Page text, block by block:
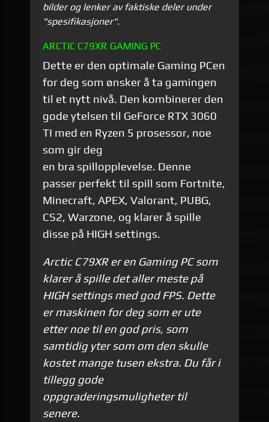
bilder og lenker av faktiske deler under
"spesifikasjoner".
ARCTIC C79XR GAMING PC
Dette er den optimale Gaming PCen
for deg som ønsker å ta gamingen
til et nytt nivå. Den kombinerer den
gode ytelsen til GeForce RTX 3060
TI med en Ryzen 5 prosessor, noe
som gir deg
en bra spillopplevelse. Denne
passer perfekt til spill som Fortnite,
Minecraft, APEX, Valorant, PUBG,
CS2, Warzone, og klarer å spille
disse på HIGH settings.
Arctic C79XR er en Gaming PC som
klarer å spille det aller meste på
HIGH settings med god FPS. Dette
er maskinen for deg som er ute
etter noe til en god pris, som
samtidig yter som om den skulle
kostet mange tusen ekstra. Du får i
tillegg gode
oppgraderingsmuligheter til
senere.